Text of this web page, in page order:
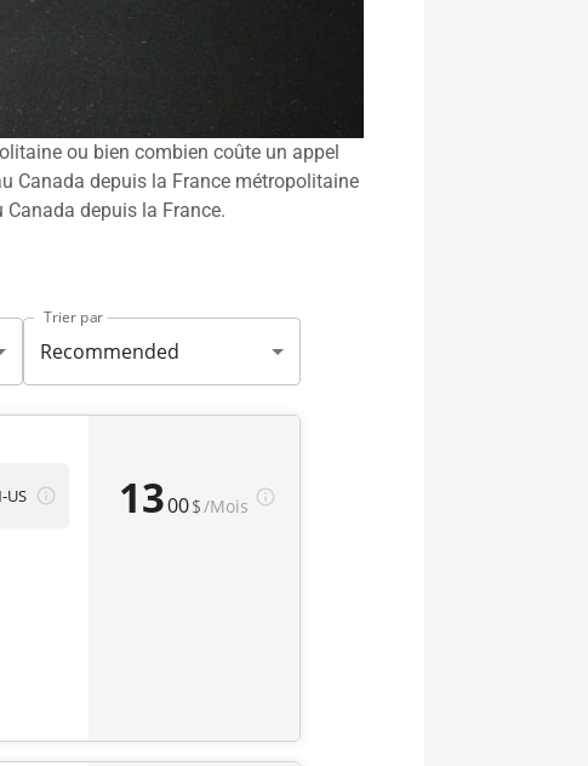
ou bien combien coûte un appel
Canada depuis la France métropolitaine
depuis la France.